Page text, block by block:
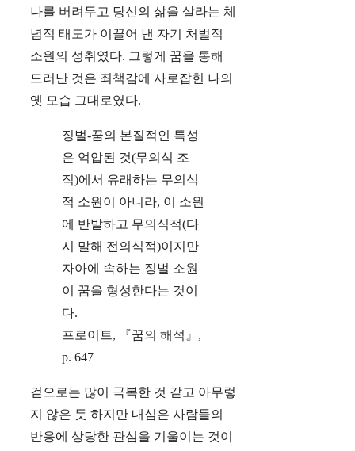
나를 버려두고 당신의 삶을 살라는 체
념적 태도가 이끌어 낸 자기 처벌적
소원의 성취였다. 그렇게 꿈을 통해
드러난 것은 죄책감에 사로잡힌 나의
옛 모습 그대로였다.
징벌-꿈의 본질적인 특성
은 억압된 것(무의식 조
직)에서 유래하는 무의식
적 소원이 아니라, 이 소원
에 반발하고 무의식적(다
시 말해 전의식적)이지만
자아에 속하는 징벌 소원
이 꿈을 형성한다는 것이
다.
프로이트, 『꿈의 해석』,
p. 647
겉으로는 많이 극복한 것 같고 아무렇
지 않은 듯 하지만 내심은 사람들의
반응에 상당한 관심을 기울이는 것이